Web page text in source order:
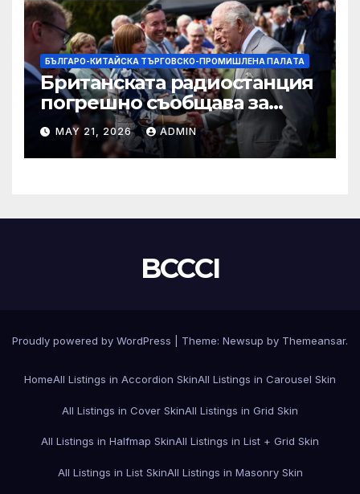
БЪЛГАРО-КИТАЙСКА ТЪРГОВСКО-ПРОМИШЛЕНА ПАЛAТА
Британската радиостанция
погрешно съобщава за
смъртта на крал Чарлз
MAY 21, 2026 ADMIN
BCCCI
Proudly powered by WordPress Theme: Newsup by Themeansar.
HomeAll Listings in Accordion SkinAll Listings in Carousel Skin
All Listings in Cover SkinAll Listings in Grid Skin
All Listings in Halfmap SkinAll Listings in List + Grid Skin
All Listings in List SkinAll Listings in Masonry Skin